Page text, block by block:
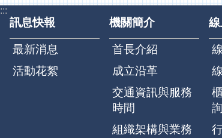
:::
訊息快報
最新消息
活動花絮
機關簡介
首長介紹
成立沿革
交通資訊與服務
時間
組織架構與業務
詢